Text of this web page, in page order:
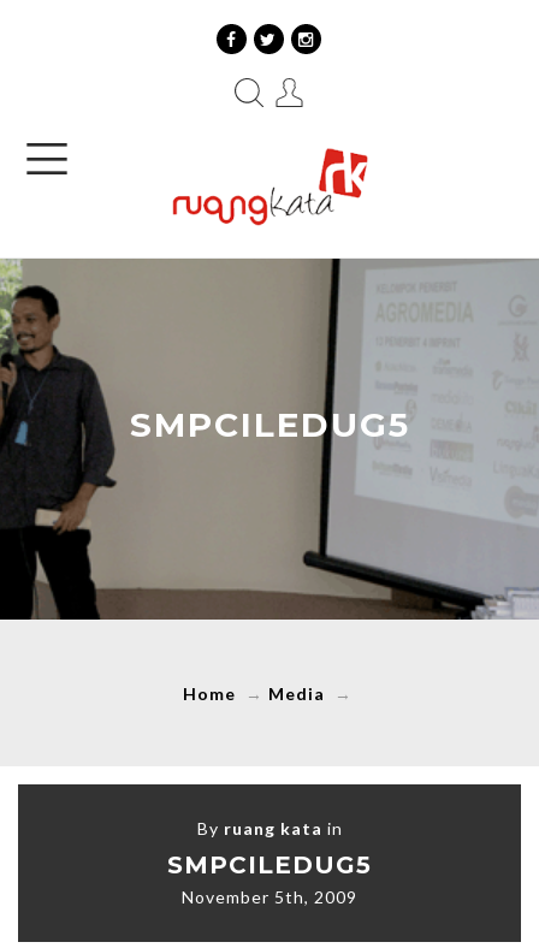
SMPCILEDUG5
Home → Media →
By ruang kata in
SMPCILEDUG5
November 5th, 2009